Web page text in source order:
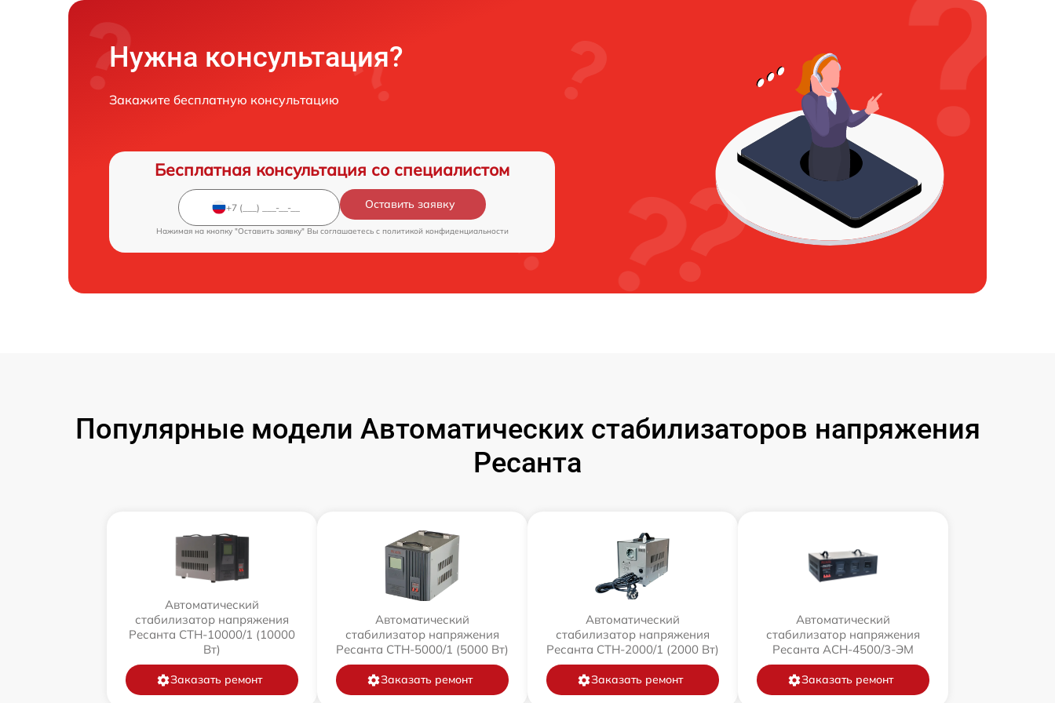
Нужна консультация?
Закажите бесплатную консультацию
Бесплатная консультация со специалистом
Оставить заявку
Нажимая на кнопку "Оставить заявку" Вы соглашаетесь c политикой конфиденциальности
Популярные модели Автоматических стабилизаторов напряжения
Ресанта
Автоматический
стабилизатор напряжения
Ресанта СТН-10000/1 (10000
Вт)
Заказать ремонт
Автоматический
стабилизатор напряжения
Ресанта СТН-5000/1 (5000 Вт)
Заказать ремонт
Автоматический
стабилизатор напряжения
Ресанта СТН-2000/1 (2000 Вт)
Заказать ремонт
Автоматический
стабилизатор напряжения
Ресанта АСН-4500/3-ЭМ
Заказать ремонт